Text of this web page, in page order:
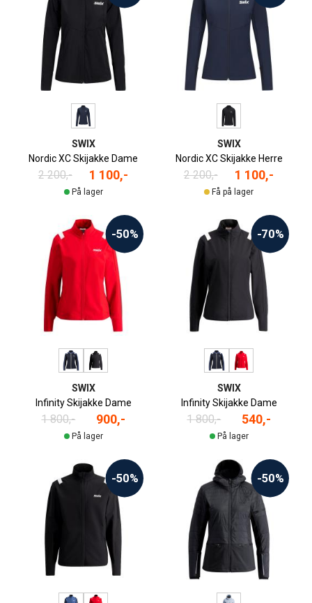
SWIX
Nordic XC Skijakke Dame
2 200,- 1 100,-
På lager
SWIX
Nordic XC Skijakke Herre
2 200,- 1 100,-
Få på lager
-50%
SWIX
Infinity Skijakke Dame
1 800,- 900,-
På lager
-70%
SWIX
Infinity Skijakke Dame
1 800,- 540,-
På lager
-50% -50%